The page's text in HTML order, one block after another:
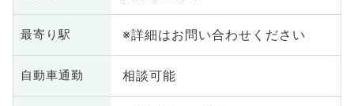
最寄り駅 ※詳細はお問い合わせください
自動車通勤 相談可能